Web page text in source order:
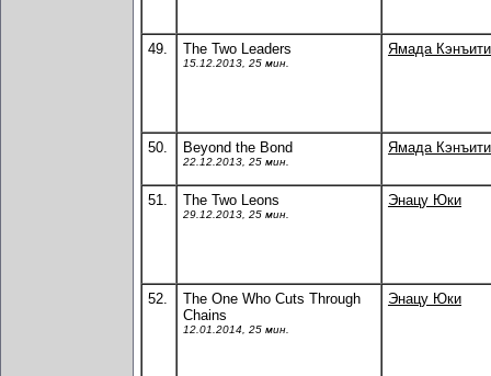
49. The Two Leaders
15.12.2013, 25 мин.
Ямада Кэнъити
50. Beyond the Bond
22.12.2013, 25 мин.
Ямада Кэнъити
51. The Two Leons
29.12.2013, 25 мин.
Энацу Юки
52.
The One Who Cuts Through
Chains
12.01.2014, 25 мин.
Энацу Юки